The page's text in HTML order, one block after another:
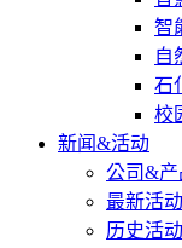
智
自
石
校
新闻&活动
公司&产
最新活动
历史活动